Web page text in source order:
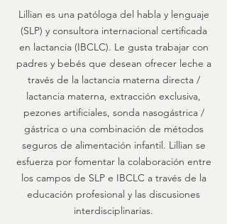
Lillian es una patóloga del habla y lenguaje
(SLP) y consultora internacional certificada
en lactancia (IBCLC). Le gusta trabajar con
padres y bebés que desean ofrecer leche a
través de la lactancia materna directa /
lactancia materna, extracción exclusiva,
pezones artificiales, sonda nasogástrica /
gástrica o una combinación de métodos
seguros de alimentación infantil. Lillian se
esfuerza por fomentar la colaboración entre
los campos de SLP e IBCLC a través de la
educación profesional y las discusiones
interdisciplinarias.